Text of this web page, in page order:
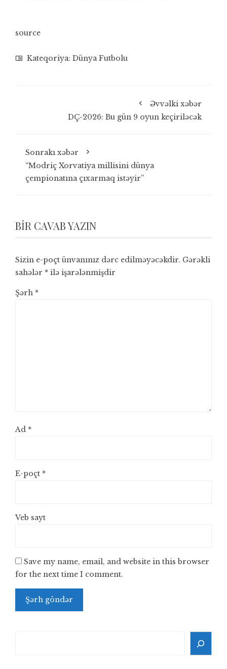
source
Kateqoriya: Dünya Futbolu
Əvvəlki xəbər
DÇ-2026: Bu gün 9 oyun keçiriləcək
Sonrakı xəbər
“Modriç Xorvatiya millisini dünya
çempionatına çıxarmaq istəyir”
BIR CAVAB YAZIN
Sizin e-poçt ünvanınız dərc edilməyəcəkdir. Gərəkli
sahələr * ilə işarələnmişdir
Şərh *
Ad *
E-poçt *
Veb sayt
Save my name, email, and website in this browser
for the next time I comment.